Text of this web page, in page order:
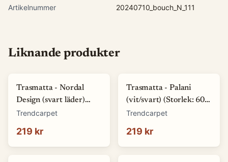
Artikelnummer
20240710_bouch_N_111
Liknande produkter
Trasmatta - Nordal
Design (svart läder)
(Storlek: 60 x 110 cm)
Trendcarpet
219 kr
Trasmatta - Palani
(vit/svart) (Storlek: 60 x
120 cm)
Trendcarpet
219 kr